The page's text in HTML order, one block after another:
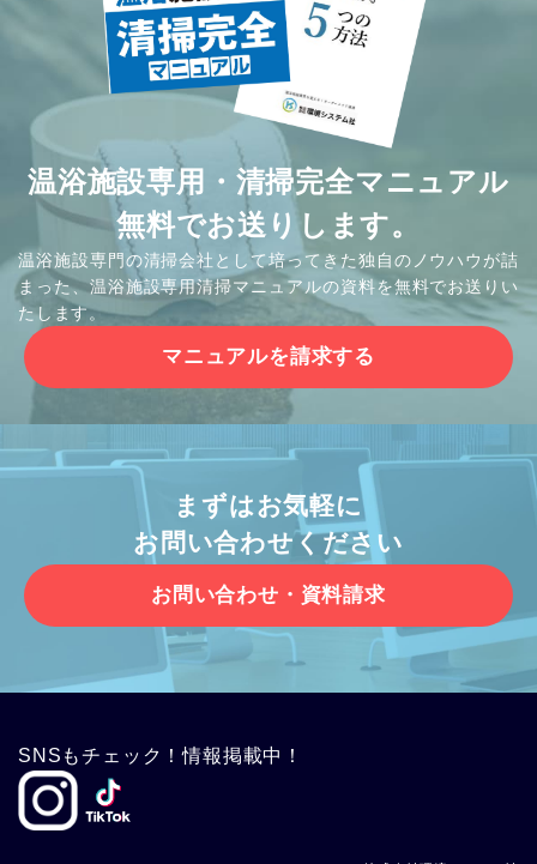
温浴施設専用・清掃完全マニュアル
無料でお送りします。
温浴施設専門の清掃会社として培ってきた独自のノウハウが詰
まった、温浴施設専用清掃マニュアルの資料を無料でお送りい
たします。
マニュアルを請求する
まずはお気軽に
お問い合わせください
お問い合わせ・資料請求
SNSもチェック！情報掲載中！